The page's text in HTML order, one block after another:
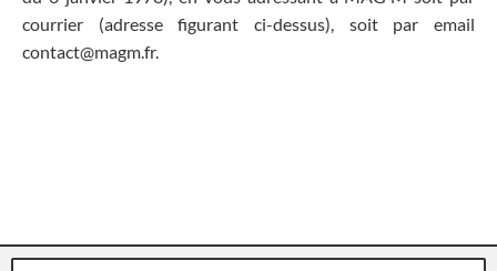
courrier (adresse figurant ci-dessus), soit par email
contact@magm.fr.